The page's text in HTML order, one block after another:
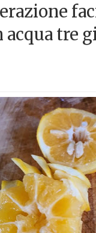
acqua tre